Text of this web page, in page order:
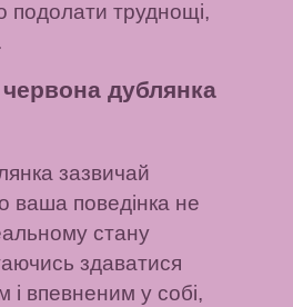
подолати труднощі,
дублянка
зазвичай
ваша поведінка не
стану
здаватися
і впевненим у собі,